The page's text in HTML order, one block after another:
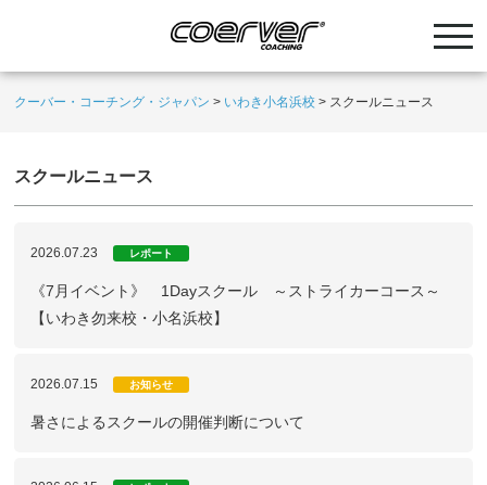
クーバー・コーチング・ジャパン > いわき小名浜校 > スクールニュース
スクールニュース
2026.07.23 レポート
《7月イベント》 1Dayスクール ～ストライカーコース～
【いわき勿来校・小名浜校】
2026.07.15 お知らせ
暑さによるスクールの開催判断について